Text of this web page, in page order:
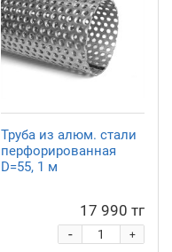
Труба из алюм. стали
перфорированная
D=55, 1 м
17 990 тг
+
-